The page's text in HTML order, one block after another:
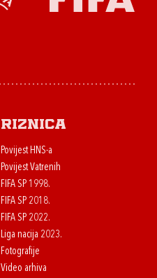
Riznica
Povijest HNS-a
Povijest Vatrenih
FIFA SP 1998.
FIFA SP 2018.
FIFA SP 2022.
Liga nacija 2023.
Fotografije
Video arhiva